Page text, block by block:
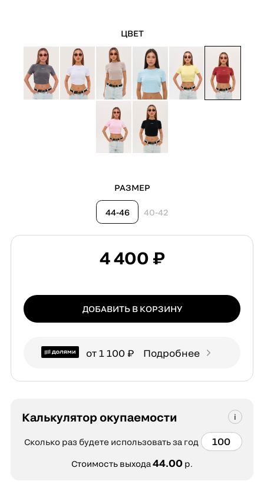
ЦВЕТ
РАЗМЕР
44-46 40-42
4 400 ₽
ДОБАВИТЬ В КОРЗИНУ
от 1 100 ₽ Подробнее
Калькулятор окупаемости
Сколько раз будете использовать за год
Стоимость выхода44.00 р.